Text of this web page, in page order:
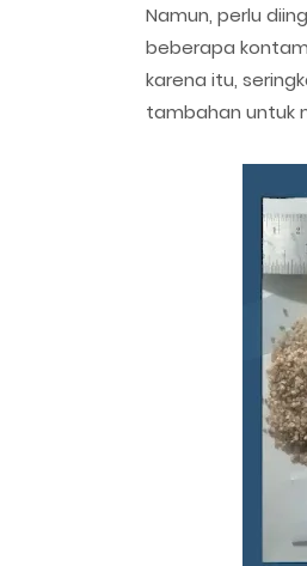
Namun, perlu
beberapa
karena itu,
tambahan untuk